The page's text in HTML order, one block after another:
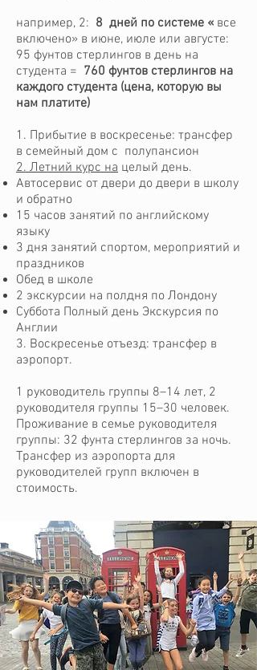
например, 2: 8 дней по системе « все
включено» в июне, июле или августе:
95 фунтов стерлингов в день на
студента = 760 фунтов стерлингов на
каждого студента (цена, которую вы
нам платите)
1. Прибытие в воскресенье: трансфер
в семейный дом с полупансион
2. Летний курс на целый день.
Автосервис от двери до двери в школу
и обратно
15 часов занятий по английскому
языку
3 дня занятий спортом, мероприятий и
праздников
Обед в школе
2 экскурсии на полдня по Лондону
Суббота Полный день Экскурсия по
Англии
3. Воскресенье отъезд: трансфер в
аэропорт.
1 руководитель группы 8–14 лет, 2
руководителя группы 15–30 человек.
Проживание в семье руководителя
группы: 32 фунта стерлингов за ночь.
Трансфер из аэропорта для
руководителей групп включен в
стоимость.